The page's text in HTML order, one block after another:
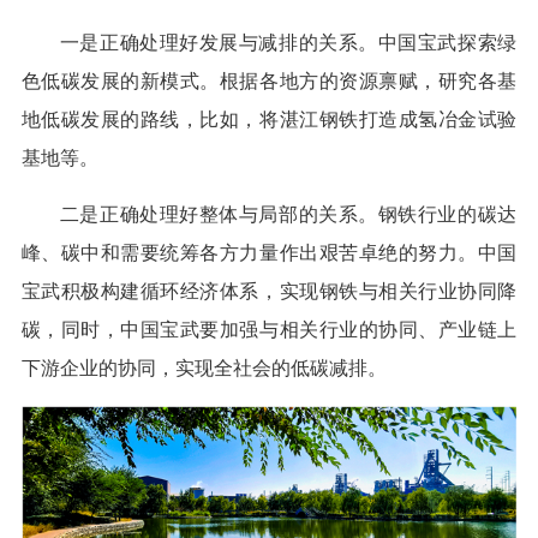
一是正确处理好发展与减排的关系。中国宝武探索绿
色低碳发展的新模式。根据各地方的资源禀赋，研究各基
地低碳发展的路线，比如，将湛江钢铁打造成氢冶金试验
基地等。
二是正确处理好整体与局部的关系。钢铁行业的碳达
峰、碳中和需要统筹各方力量作出艰苦卓绝的努力。中国
宝武积极构建循环经济体系，实现钢铁与相关行业协同降
碳，同时，中国宝武要加强与相关行业的协同、产业链上
下游企业的协同，实现全社会的低碳减排。